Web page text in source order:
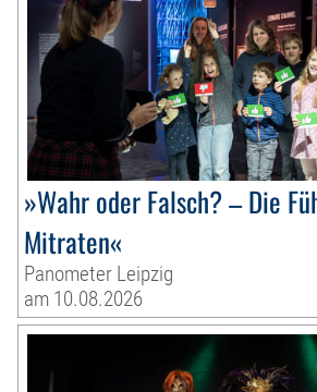
»Wahr oder Falsch? – Die
Mitraten«
Panometer Leipzig
am 10.08.2026